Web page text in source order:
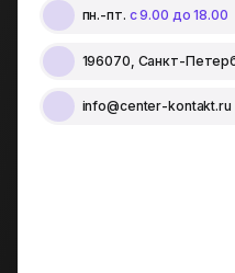
пн.-пт. с 9.00 до 18.00
196070, Санкт-
info@center-kontakt.ru